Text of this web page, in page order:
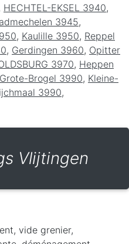
HECHTEL-EKSEL 3940,
3945,
, Kaulille 3950, Reppel
, Gerdingen 3960, Opitter
3970, Heppen
Grote-Brogel 3990, Kleine-
3990,
Vlijtingen
vide grenier,